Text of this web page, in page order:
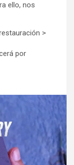
ello, nos
>
por